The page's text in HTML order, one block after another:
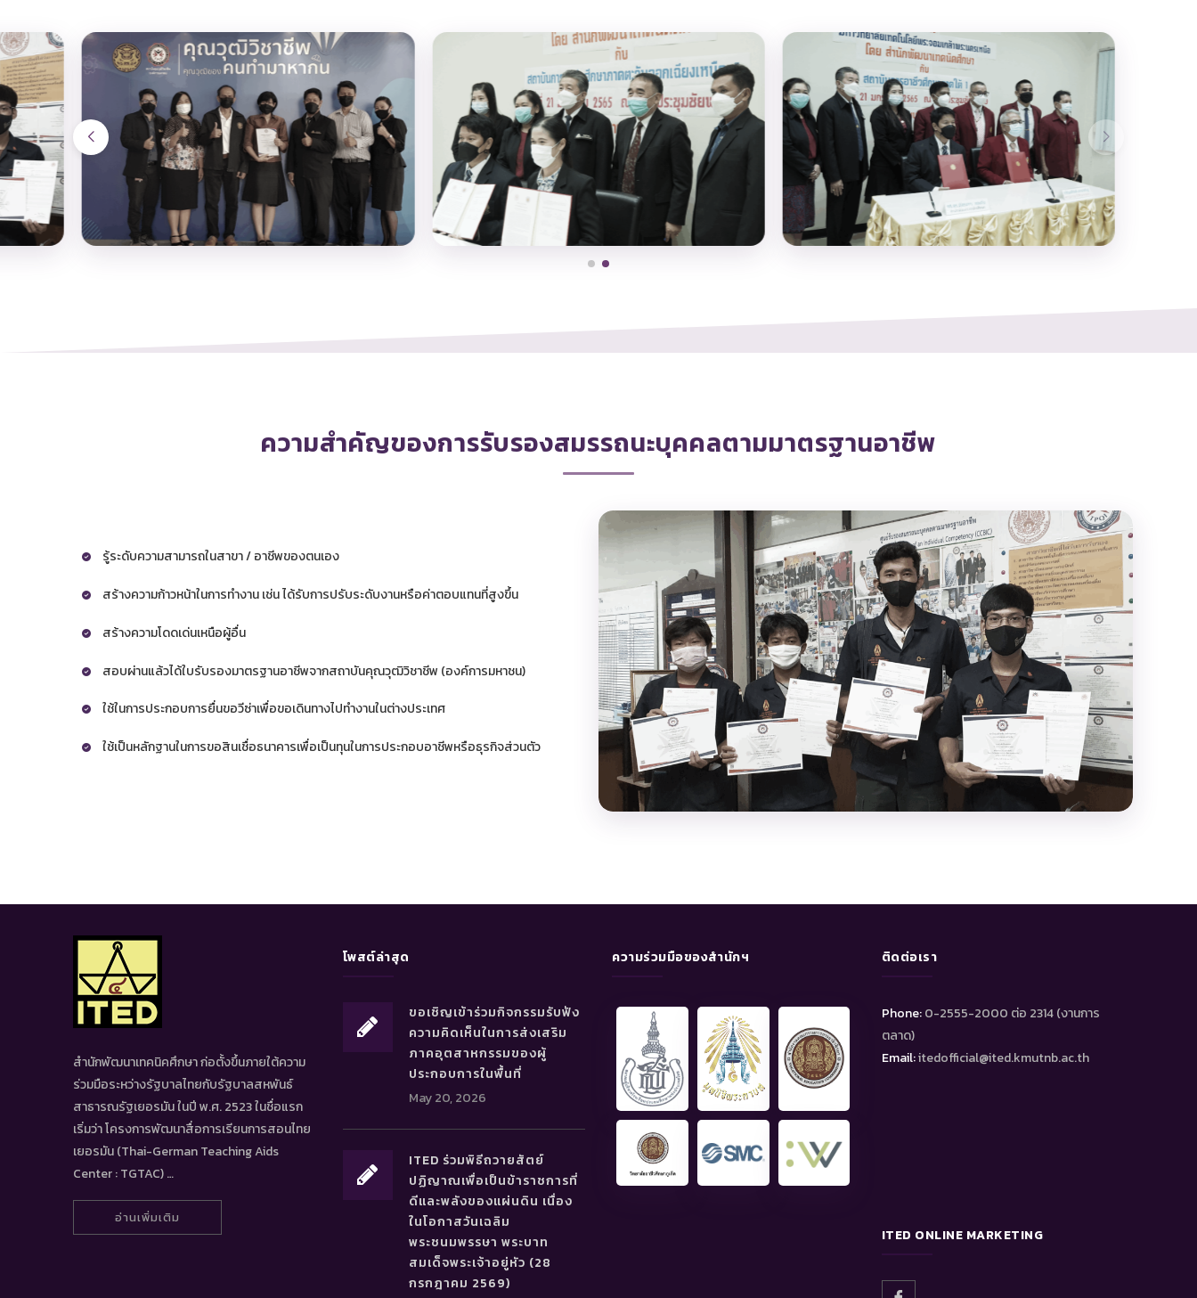
ความสำคัญของการรับรองสมรรถนะบุคคลตามมาตรฐานอาชีพ
รู้ระดับความสามารถในสาขา / อาชีพของตนเอง
สร้างความก้าวหน้าในการทำงาน เช่น ได้รับการปรับระดับงานหรือค่าตอบแทนที่สูงขึ้น
สร้างความโดดเด่นเหนือผู้อื่น
สอบผ่านแล้วได้ใบรับรองมาตรฐานอาชีพจากสถาบันคุณวุฒิวิชาชีพ (องค์การมหาชน)
ใช้ในการประกอบการยื่นขอวีซ่าเพื่อขอเดินทางไปทำงานในต่างประเทศ
ใช้เป็นหลักฐานในการขอสินเชื่อธนาคารเพื่อเป็นทุนในการประกอบอาชีพหรือธุรกิจส่วนตัว
สำนักพัฒนาเทคนิคศึกษา ก่อตั้งขึ้นภายใต้ความ
ร่วมมือระหว่างรัฐบาลไทยกับรัฐบาลสหพันธ์
สาธารณรัฐเยอรมัน ในปี พ.ศ. 2523 ในชื่อแรก
เริ่มว่า โครงการพัฒนาสื่อการเรียนการสอนไทย
เยอรมัน (Thai-German Teaching Aids
Center : TGTAC) …
อ่านเพิ่มเติม
โพสต์ล่าสุด
ขอเชิญเข้าร่วมกิจกรรมรับฟัง
ความคิดเห็นในการส่งเสริม
ภาคอุตสาหกรรมของผู้
ประกอบการในพื้นที่
May 20, 2026
ITED ร่วมพิธีถวายสัตย์
ปฏิญาณเพื่อเป็นข้าราชการที่
ดีและพลังของแผ่นดิน เนื่อง
ในโอกาสวันเฉลิม
พระชนมพรรษา พระบาท
สมเด็จพระเจ้าอยู่หัว (28
กรกฎาคม 2569)
ความร่วมมือของสำนักฯ ติดต่อเรา
Phone:0-2555-2000 ต่อ 2314 (งานการ
ตลาด)
Email:itedofficial@ited.kmutnb.ac.th
ITED ONLINE MARKETING